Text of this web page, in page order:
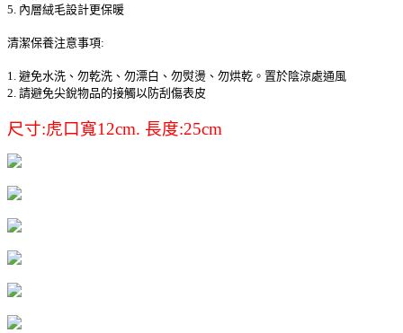
5. 內層絨毛設計更保暖
清潔保養注意事項:
1. 避免水洗、勿乾洗、勿漂白、勿熨燙、勿烘乾。置於陰涼處通風
2. 請避免尖銳物品的接觸以防刮傷表皮
尺寸:虎口寬12cm. 長度:25cm